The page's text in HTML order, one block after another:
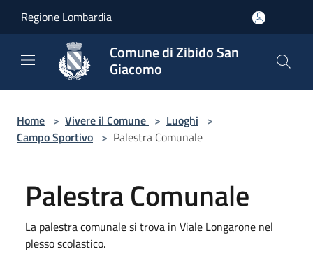
Regione Lombardia
Comune di Zibido San
Giacomo
Home > Vivere il Comune > Luoghi >
Campo Sportivo > Palestra Comunale
Palestra Comunale
La palestra comunale si trova in Viale Longarone nel
plesso scolastico.